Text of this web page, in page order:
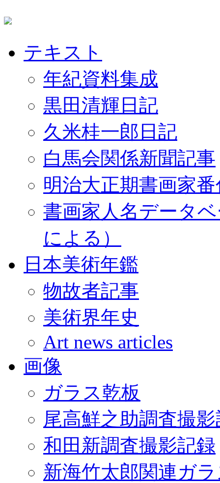
テキスト
年紀資料集成
黒田清輝日記
久米桂一郎日記
白馬会関係新聞記事
明治大正期書画家
書画家人名データ
による）
日本美術年鑑
物故者記事
美術界年史
Art news articles
画像
ガラス乾板
尾高鮮之助調査撮
和田新調査撮影記録
新海竹太郎関連ガ